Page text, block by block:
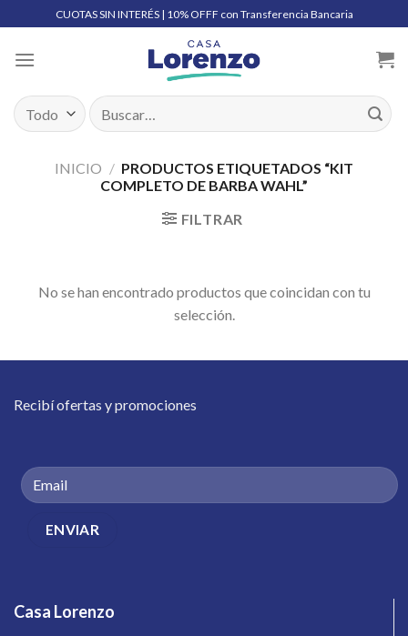
to
content
CUOTAS SIN INTERÉS | 10% OFFF con Transferencia Bancaria
Buscar
por:
INICIO / PRODUCTOS ETIQUETADOS “KIT
COMPLETO DE BARBA WAHL”
FILTRAR
No se han encontrado productos que coincidan con tu
selección.
Recibí ofertas y promociones
Casa Lorenzo